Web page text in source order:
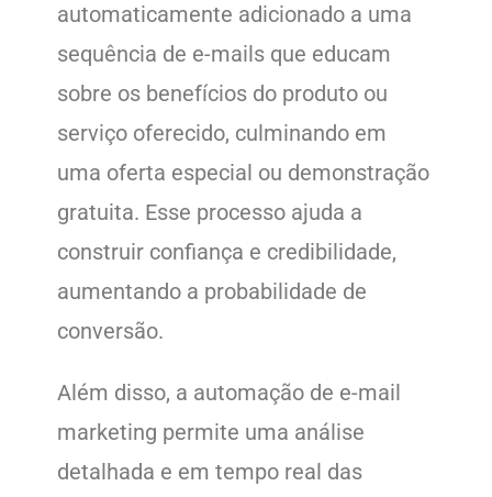
automaticamente adicionado a uma
sequência de e-mails que educam
sobre os benefícios do produto ou
serviço oferecido, culminando em
uma oferta especial ou demonstração
gratuita. Esse processo ajuda a
construir confiança e credibilidade,
aumentando a probabilidade de
conversão.
Além disso, a automação de e-mail
marketing permite uma análise
detalhada e em tempo real das